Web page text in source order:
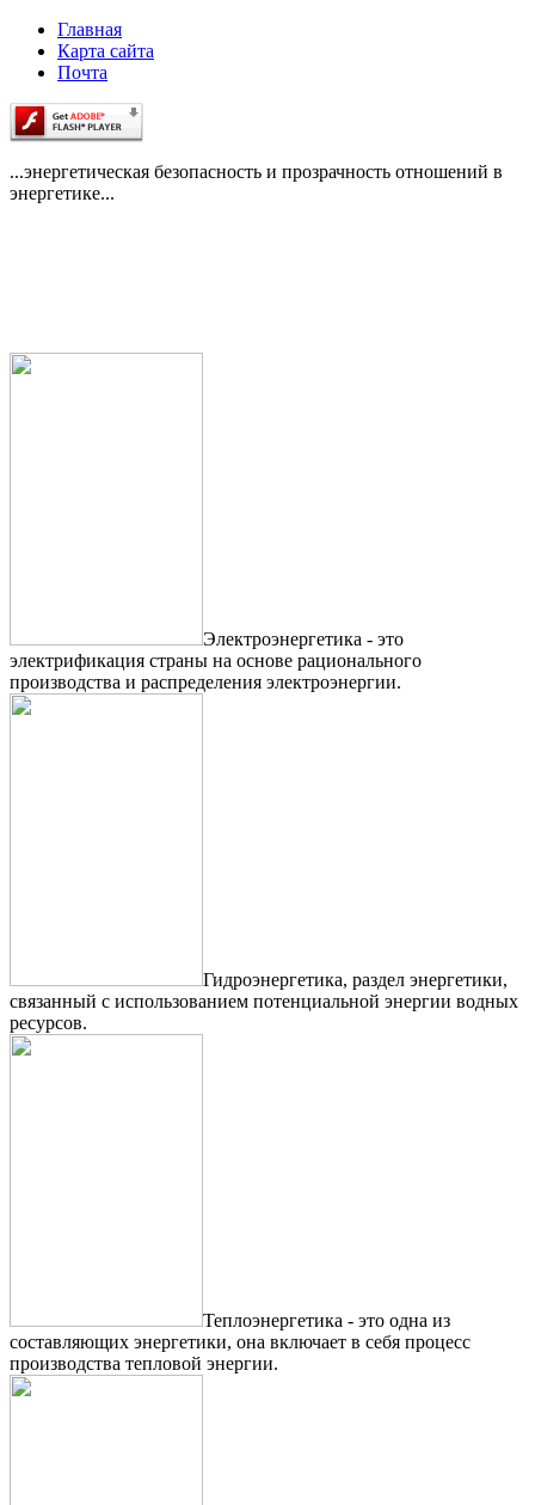
Главная
Карта сайта
Почта
...энергетическая безопасность и прозрачность отношений в
энергетике...
Электроэнергетика - это
электрификация страны на основе рационального
производства и распределения электроэнергии.
Гидроэнергетика, раздел энергетики,
связанный с использованием потенциальной энергии водных
ресурсов.
Теплоэнергетика - это одна из
составляющих энергетики, она включает в себя процесс
производства тепловой энергии.